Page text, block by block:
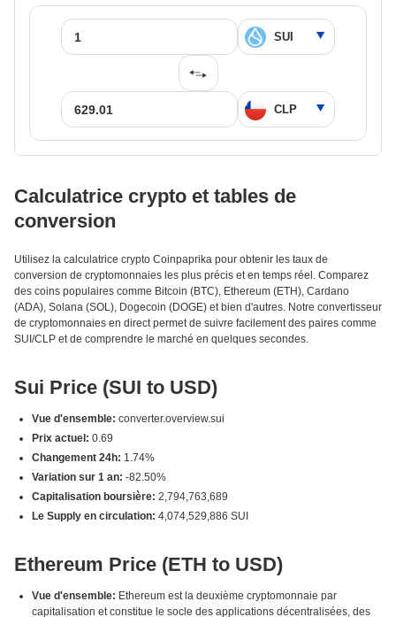
Calculatrice crypto et tables de
conversion
Utilisez la calculatrice crypto Coinpaprika pour obtenir les taux de
conversion de cryptomonnaies les plus précis et en temps réel. Comparez
des coins populaires comme Bitcoin (BTC), Ethereum (ETH), Cardano
(ADA), Solana (SOL), Dogecoin (DOGE) et bien d'autres. Notre convertisseur
de cryptomonnaies en direct permet de suivre facilement des paires comme
SUI/CLP et de comprendre le marché en quelques secondes.
Sui Price (SUI to USD)
Vue d'ensemble: converter.overview.sui
Prix actuel: 0.69
Changement 24h: 1.74%
Variation sur 1 an: -82.50%
Capitalisation boursière: 2,794,763,689
Le Supply en circulation: 4,074,529,886 SUI
Ethereum Price (ETH to USD)
Vue d'ensemble: Ethereum est la deuxième cryptomonnaie par
capitalisation et constitue le socle des applications décentralisées, des